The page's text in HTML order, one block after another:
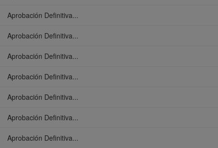
Aprobación Definitiva...
Aprobación Definitiva...
Aprobación Definitiva...
Aprobación Definitiva...
Aprobación Definitiva...
Aprobación Definitiva...
Aprobación Definitiva...